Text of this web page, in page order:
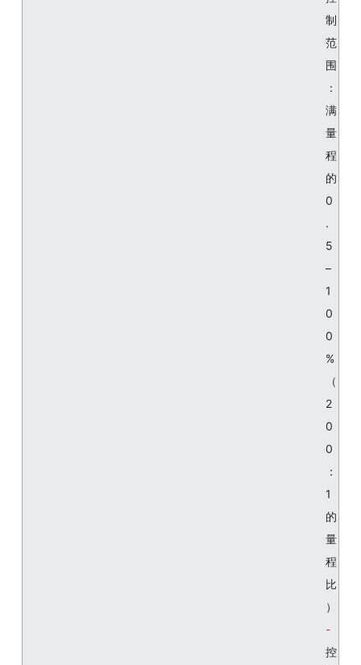
制
范
围
：
满
量
程
的
0
.
5
–
1
0
0
%
（
2
0
0
：
1
的
量
程
比
）
控